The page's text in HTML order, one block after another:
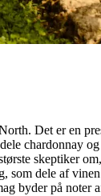
Det er en
chardonnay
skeptiker
dele af
byder på noter